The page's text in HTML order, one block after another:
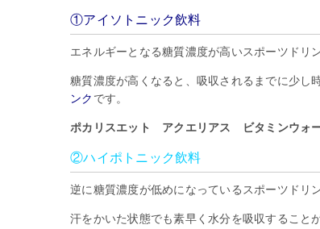
①アイソトニック飲料
エネルギーとなる糖質濃度が高いスポーツドリ
糖質濃度が高くなると、吸収されるまでに少し
ンク です。
ポカリスエット アクエリアス ビタミンウ
②ハイポトニック飲料
逆に糖質濃度が低めになっているスポーツドリ
汗をかいた状態でも素早く水分を吸収すること